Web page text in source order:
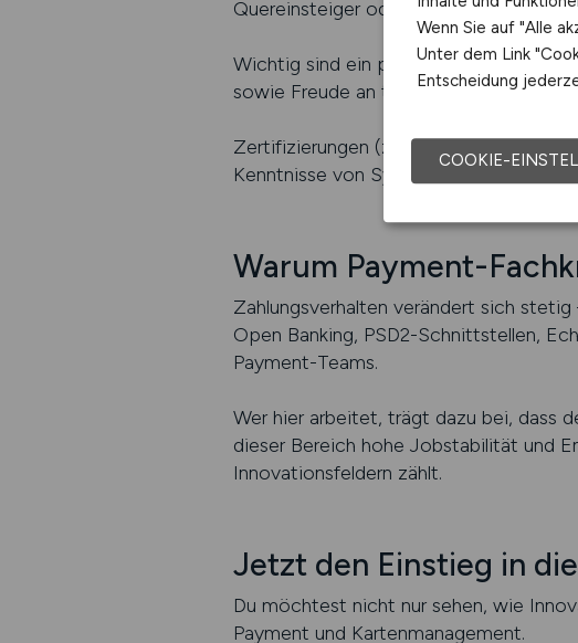
Quereinsteiger oder erfahrene
Wichtig sind ein präzises,
sowie Freude an technischer
Zertifizierungen (z. B. in
Kenntnisse von Systemen wie PEX,
Warum Payment-
Zahlungsverhalten verändert sich
Open Banking, PSD2-Schnittstellen,
Payment-Teams.
Wer hier arbeitet, trägt dazu bei, dass
dieser Bereich hohe Jobstabilität und
Innovationsfeldern zählt.
Jetzt den Einstieg in
Du möchtest nicht nur sehen, wie
Payment und Kartenmanagement.
Wenn Sie auf "Alle
Unter dem Link
Entscheidung
COOKIE-